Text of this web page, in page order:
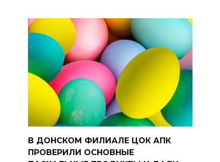
В ДОНСКОМ ФИЛИАЛЕ ЦОК АПК
ПРОВЕРИЛИ ОСНОВНЫЕ